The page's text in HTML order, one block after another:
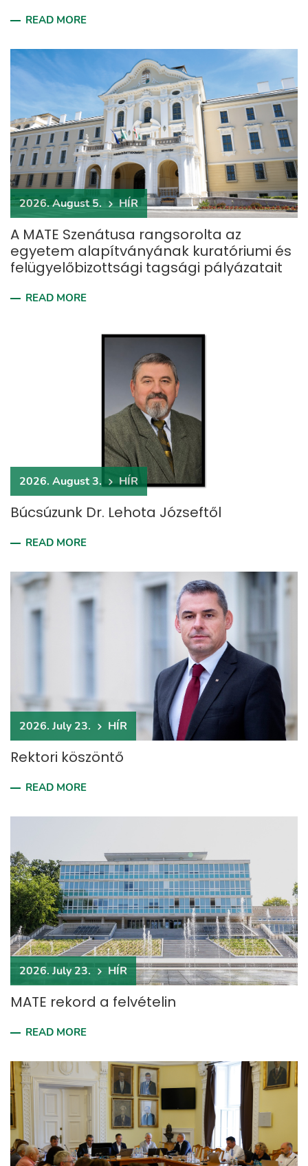
READ MORE
2026. August 5. HÍR
A MATE Szenátusa rangsorolta az
egyetem alapítványának kuratóriumi és
felügyelőbizottsági tagsági pályázatait
READ MORE
2026. August 3. HÍR
Búcsúzunk Dr. Lehota Józseftől
READ MORE
2026. July 23. HÍR
Rektori köszöntő
READ MORE
2026. July 23. HÍR
MATE rekord a felvételin
READ MORE